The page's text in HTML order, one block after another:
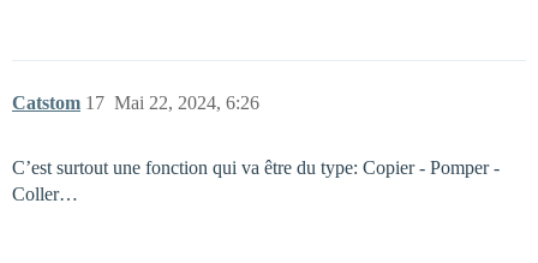
Catstom Mai 22, 2024, 6:26
17
C’est surtout une fonction qui va être du type: Copier - Pomper -
Coller…